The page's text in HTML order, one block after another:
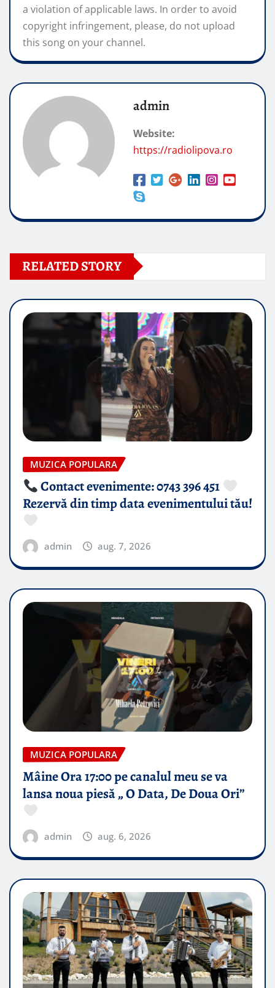
a violation of applicable laws. In order to avoid
copyright infringement, please, do not upload
this song on your channel.
admin
Website:
https://radiolipova.ro
RELATED STORY
MUZICA POPULARA
Contact evenimente: 0743 396 451
Rezervă din timp data evenimentului tău!
admin aug. 7, 2026
MUZICA POPULARA
Mâine Ora 17:00 pe canalul meu se va
lansa noua piesă „ O Data, De Doua Ori”
admin aug. 6, 2026